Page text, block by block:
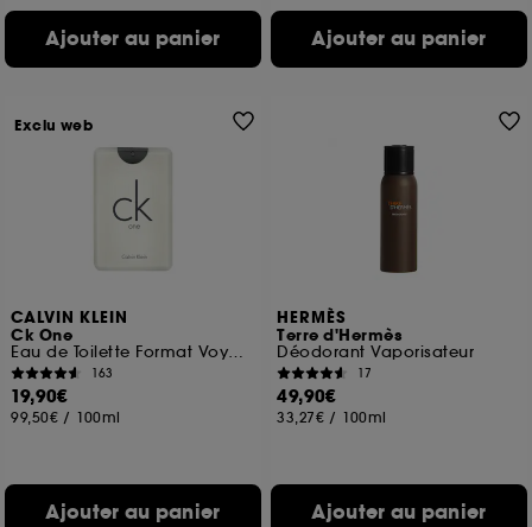
Ajouter au panier Ajouter au panier
CALVIN KLEIN
Ck One
Eau de Toilette Format Voyage
163
19,90€
99,50€ / 100ml
Ajouter au panier
Exclu web
HERMÈS
Terre d'Hermès
Déodorant Vaporisateur
17
49,90€
33,27€ / 100ml
Ajouter au panier